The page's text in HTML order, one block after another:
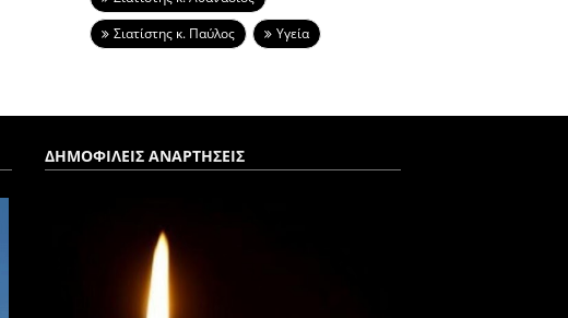
Σιατίστης κ. Παύλος
Υγεία
ΔΗΜΟΦΙΛΕΙΣ ΑΝΑΡΤΗΣΕΙΣ